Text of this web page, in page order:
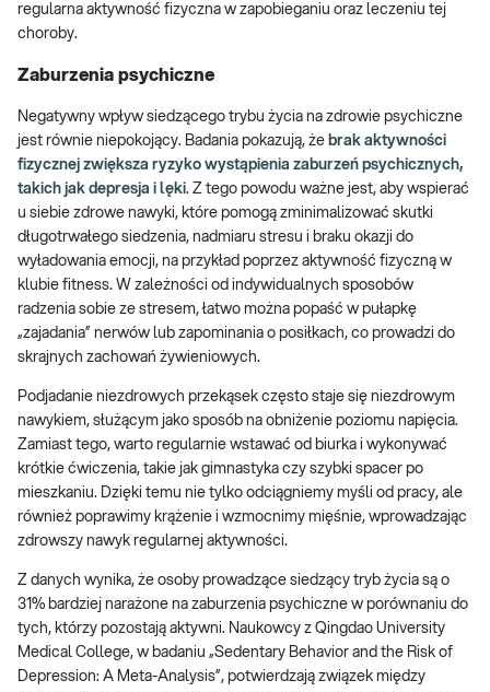
regularna aktywność fizyczna w zapobieganiu oraz leczeniu tej
choroby.
Zaburzenia psychiczne
Negatywny wpływ siedzącego trybu życia na zdrowie psychiczne
jest równie niepokojący. Badania pokazują, że brak aktywności
fizycznej zwiększa ryzyko wystąpienia zaburzeń psychicznych,
takich jak depresja i lęki. Z tego powodu ważne jest, aby wspierać
u siebie zdrowe nawyki, które pomogą zminimalizować skutki
długotrwałego siedzenia, nadmiaru stresu i braku okazji do
wyładowania emocji, na przykład poprzez aktywność fizyczną w
klubie fitness. W zależności od indywidualnych sposobów
radzenia sobie ze stresem, łatwo można popaść w pułapkę
„zajadania” nerwów lub zapominania o posiłkach, co prowadzi do
skrajnych zachowań żywieniowych.
Podjadanie niezdrowych przekąsek często staje się niezdrowym
nawykiem, służącym jako sposób na obniżenie poziomu napięcia.
Zamiast tego, warto regularnie wstawać od biurka i wykonywać
krótkie ćwiczenia, takie jak gimnastyka czy szybki spacer po
mieszkaniu. Dzięki temu nie tylko odciągniemy myśli od pracy, ale
również poprawimy krążenie i wzmocnimy mięśnie, wprowadzając
zdrowszy nawyk regularnej aktywności.
Z danych wynika, że osoby prowadzące siedzący tryb życia są o
31% bardziej narażone na zaburzenia psychiczne w porównaniu do
tych, którzy pozostają aktywni. Naukowcy z Qingdao University
Medical College, w badaniu „Sedentary Behavior and the Risk of
Depression: A Meta-Analysis”, potwierdzają związek między